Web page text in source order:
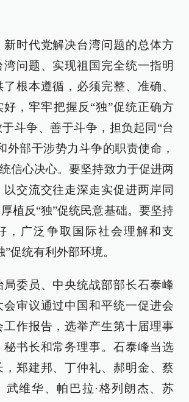
新时代党解决台湾问题的总体方
问题、实现祖国完全统一指明
根本遵循，必须完整、准确、
，牢牢把握反“独”促统正确方
斗争、善于斗争，担负起同“台
外部干涉势力斗争的职责使命，
信心决心。要坚持致力于促进两
以交流交往走深走实促进两岸同
植反“独”促统民意基础。要坚持
，广泛争取国际社会理解和支
促统有利外部环境。
局委员、中央统战部部长石泰峰
会审议通过中国和平统一促进会
工作报告，选举产生第十届理事
秘书长和常务理事。石泰峰当选
，郑建邦、丁仲礼、郝明金、蔡
武维华、帕巴拉·格列朗杰、苏